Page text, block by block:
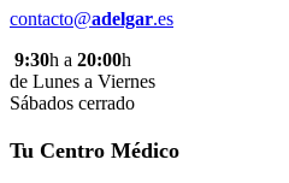
contacto@adelgar.es
9:30h a 20:00h
de Lunes a Viernes
Sábados cerrado
Tu Centro Médico